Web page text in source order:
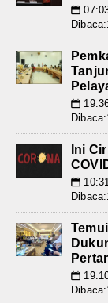
📅
📅
Ini
📅
📅